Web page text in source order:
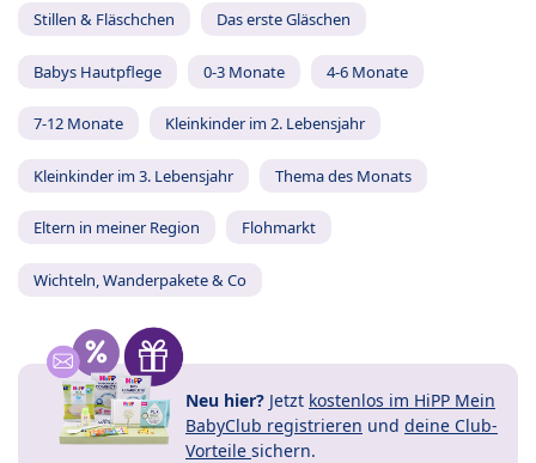
Stillen & Fläschchen Das erste Gläschen
Babys Hautpflege 0-3 Monate 4-6 Monate
7-12 Monate Kleinkinder im 2. Lebensjahr
Kleinkinder im 3. Lebensjahr Thema des Monats
Eltern in meiner Region Flohmarkt
Wichteln, Wanderpakete & Co
Neu hier? Jetzt kostenlos im HiPP Mein
BabyClub registrieren und deine Club-
Vorteile sichern.